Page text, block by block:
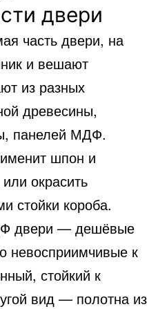
двери
часть двери, на
и вешают
из разных
древесины,
панелей МДФ.
шпон и
окрасить
стойки короба.
двери — дешёвые
невосприимчивые к
стойкий к
вид — полотна из